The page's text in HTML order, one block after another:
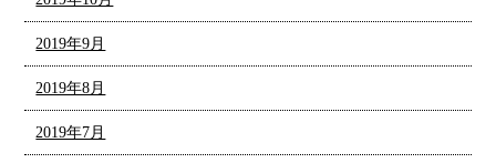
2019年9月
2019年8月
2019年7月